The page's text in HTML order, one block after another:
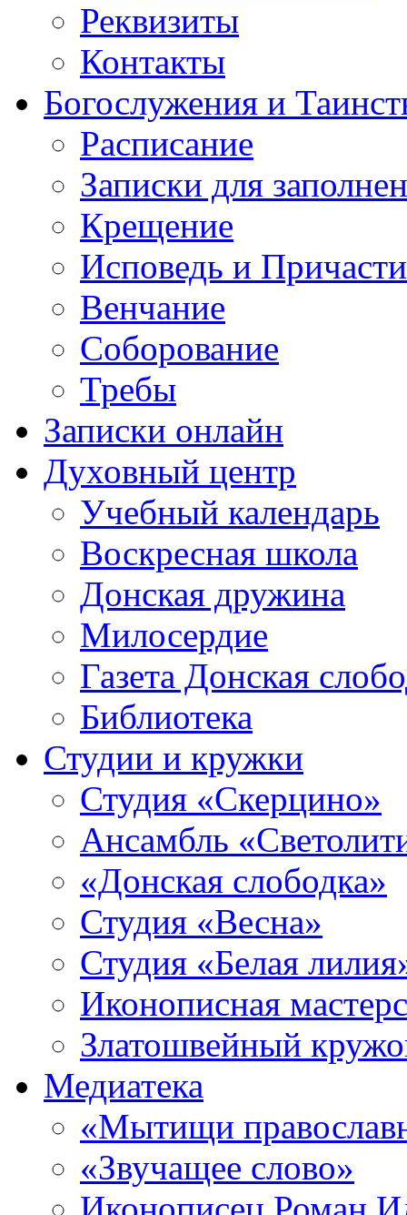
Реквизиты
Контакты
Богослужения и
Расписание
Записки для
Крещение
Исповедь и
Венчание
Соборование
Требы
Записки онлайн
Духовный центр
Учебный календарь
Воскресная школа
Донская дружина
Милосердие
Газета Донская
Библиотека
Студии и кружки
Студия «Скерцино»
Ансамбль
«Донская слободка»
Студия «Весна»
Студия «Белая
Иконописная
Златошвейный
Медиатека
«Мытищи
«Звучащее слово»